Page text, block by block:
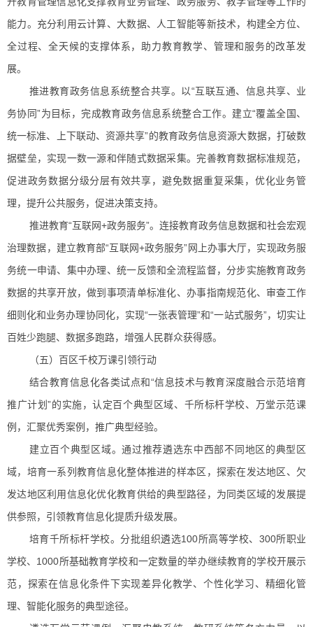
能力。充分利用云计算、大数据、人工智能等新技术，构建全方位、
全过程、全天候的支撑体系，助力教育教学、管理和服务的改革发
展。
推进教育政务信息系统整合共享。以“互联互通、信息共享、业
务协同”为目标，完成教育政务信息系统整合工作。建立“覆盖全国、
统一标准、上下联动、资源共享”的教育政务信息资源大数据，打破数
据壁垒，实现一数一源和伴随式数据采集。完善教育数据标准规范，
促进政务数据分级分层有效共享，避免数据重复采集，优化业务管
理，提升公共服务，促进决策支持。
推进教育“互联网+政务服务”。连接教育政务信息数据和社会宏观
治理数据，建立教育部“互联网+政务服务”网上办事大厅，实现政务服
务统一申请、集中办理、统一反馈和全流程监督，分步实施教育政务
数据的共享开放，做到事项清单标准化、办事指南规范化、审查工作
细则化和业务办理协同化，实现“一张表管理”和“一站式服务”，切实让
百姓少跑腿、数据多跑路，增强人民群众获得感。
（五）百区千校万课引领行动
结合教育信息化各类试点和“信息技术与教育深度融合示范培育
推广计划”的实施，认定百个典型区域、千所标杆学校、万堂示范课
例，汇聚优秀案例，推广典型经验。
建立百个典型区域。通过推荐遴选东中西部不同地区的典型区
域，培育一系列教育信息化整体推进的样本区，探索在发达地区、欠
发达地区利用信息化优化教育供给的典型路径，为同类区域的发展提
供参照，引领教育信息化提质升级发展。
培育千所标杆学校。分批组织遴选100所高等学校、300所职业
学校、1000所基础教育学校和一定数量的举办继续教育的学校开展示
范，探索在信息化条件下实现差异化教学、个性化学习、精细化管
理、智能化服务的典型途径。